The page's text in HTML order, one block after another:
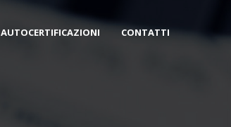
AUTOCERTIFICAZIONI CONTATTI